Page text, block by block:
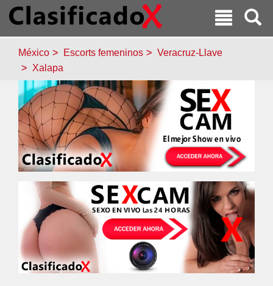
México Escorts femeninos
Veracruz-Llave
Xalapa